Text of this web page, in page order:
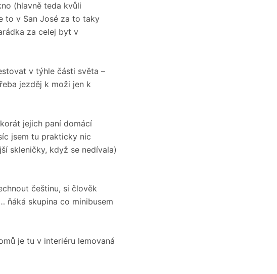
(hlavně teda kvůli
to v San José za to taky
za celej byt v
v týhle části světa –
jezděj k moži jen k
jejich paní domácí
jsem tu prakticky nic
skleničky, když se nedívala)
češtinu, si člověk
ňáká skupina co minibusem
je tu v interiéru lemovaná